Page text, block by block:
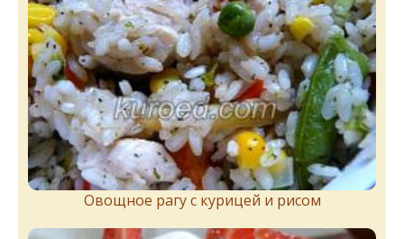
Овощное рагу с курицей и рисом